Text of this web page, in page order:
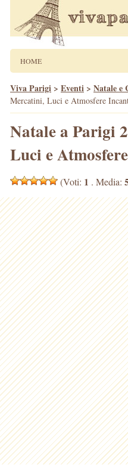
HOME
Viva Parigi > Eventi > Natale e
Mercatini, Luci e Atmosfere
Natale a Parigi
Luci e
(Voti: 1 . Media: